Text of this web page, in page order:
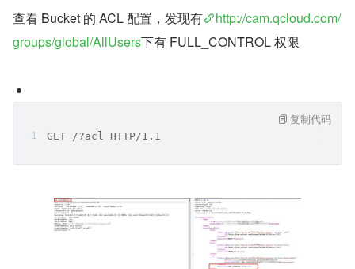
查看 Bucket 的 ACL 配置，发现有
http://cam.qcloud.com/
groups/global/AllUsers下有 FULL_CONTROL 权限
GET /?acl HTTP/1.1
复制代码